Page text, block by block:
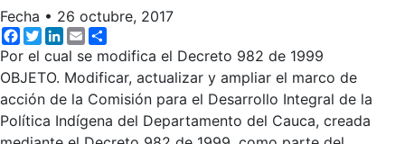
Fecha • 26 octubre, 2017
Facebook
TwitterLinkedIn
Email
Por el cual se modifica el Decreto 982 de 1999
OBJETO. Modificar, actualizar y ampliar el marco de
acción de la Comisión para el Desarrollo Integral de la
Política Indígena del Departamento del Cauca, creada